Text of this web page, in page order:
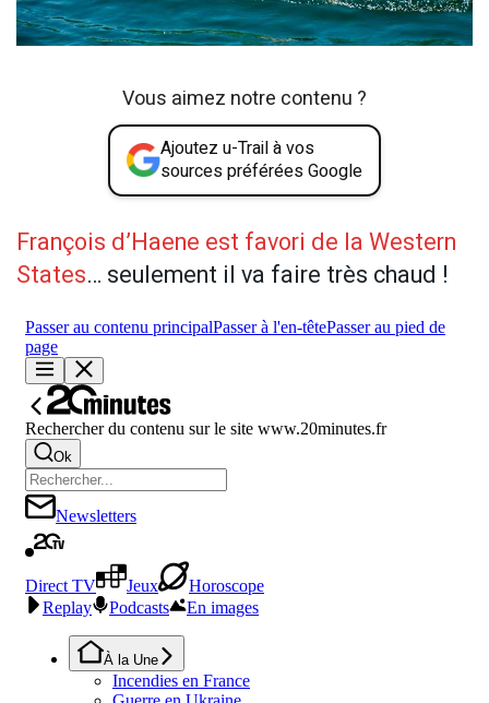
Vous aimez notre contenu ?
Ajoutez u-Trail à vos
sources préférées Google
François d’Haene est favori de la Western
States… seulement il va faire très chaud !